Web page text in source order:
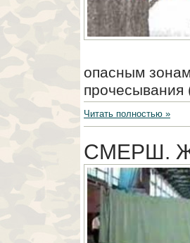
опасным
прочесывания
Читать полностью »
СМЕРШ.